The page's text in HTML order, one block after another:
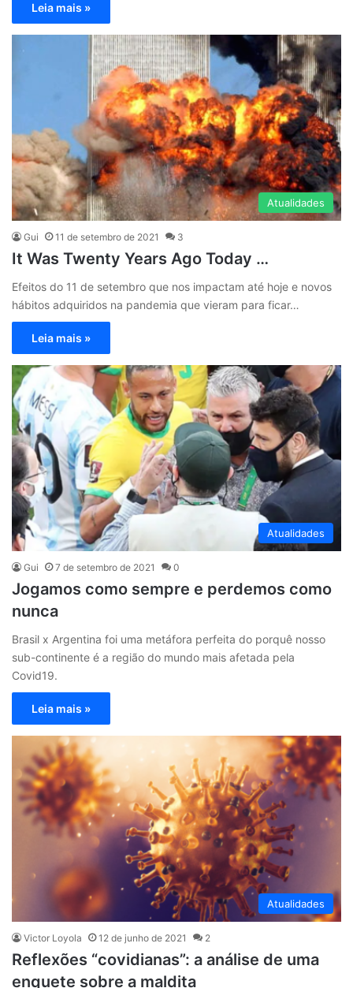
Leia mais »
Atualidades
Gui 11 de setembro de 2021 3
It Was Twenty Years Ago Today …
Efeitos do 11 de setembro que nos impactam até hoje e novos
hábitos adquiridos na pandemia que vieram para ficar…
Leia mais »
Atualidades
Gui 7 de setembro de 2021 0
Jogamos como sempre e perdemos como
nunca
Brasil x Argentina foi uma metáfora perfeita do porquê nosso
sub-continente é a região do mundo mais afetada pela
Covid19.
Leia mais »
Atualidades
Victor Loyola 12 de junho de 2021 2
Reflexões “covidianas”: a análise de uma
enquete sobre a maldita